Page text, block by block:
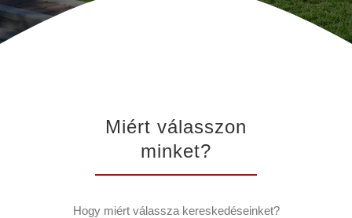
Miért válasszon
minket?
Hogy miért válassza kereskedéseinket?